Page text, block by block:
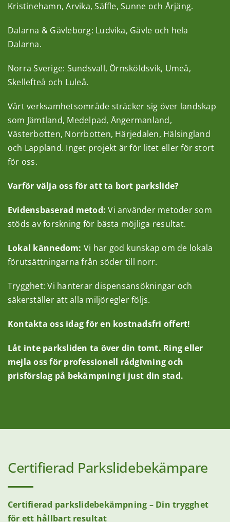
Certifierad Parkslidebekämpare
Certifierad parkslidebekämpning – Din trygghet
för ett hållbart resultat
Kristinehamn, Arvika, Säffle, Sunne och Årjäng.
Dalarna & Gävleborg: Ludvika, Gävle och hela
Dalarna.
Norra Sverige: Sundsvall, Örnsköldsvik, Umeå,
Skellefteå och Luleå.
Vårt verksamhetsområde sträcker sig över landskap
som Jämtland, Medelpad, Ångermanland,
Västerbotten, Norrbotten, Härjedalen, Hälsingland
och Lappland. Inget projekt är för litet eller för stort
för oss.
Varför välja oss för att ta bort parkslide?
Evidensbaserad metod: Vi använder metoder som
stöds av forskning för bästa möjliga resultat.
Lokal kännedom: Vi har god kunskap om de lokala
förutsättningarna från söder till norr.
Trygghet: Vi hanterar dispensansökningar och
säkerställer att alla miljöregler följs.
Kontakta oss idag för en kostnadsfri offert!
Låt inte parksliden ta över din tomt. Ring eller
mejla oss för professionell rådgivning och
prisförslag på bekämpning i just din stad.